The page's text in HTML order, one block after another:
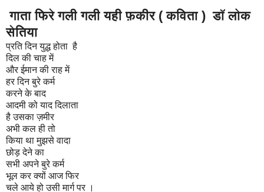
गाता फिरे गली गली यही फ़कीर ( कविता ) डॉ लोक
सेतिया
प्रति दिन युद्ध होता है
दिल की चाह में
और ईमान की राह में
हर दिन बुरे कर्म
करने के बाद
आदमी को याद दिलाता
है उसका ज़मीर
अभी कल ही तो
किया था मुझसे वादा
छोड़ देने का
सभी अपने बुरे कर्म
भूल कर क्यों आज फिर
चले आये हो उसी मार्ग पर ।